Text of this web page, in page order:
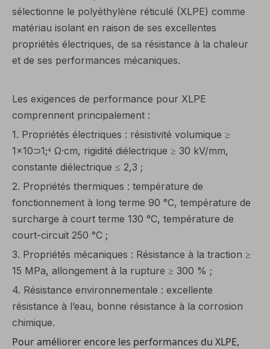
sélectionne le polyéthylène réticulé (XLPE) comme
matériau isolant en raison de ses excellentes
propriétés électriques, de sa résistance à la chaleur
et de ses performances mécaniques.
Les exigences de performance pour XLPE
comprennent principalement :
1. Propriétés électriques : résistivité volumique ≥
1×10⊃1;⁴ Ω·cm, rigidité diélectrique ≥ 30 kV/mm,
constante diélectrique ≤ 2,3 ;
2. Propriétés thermiques : température de
fonctionnement à long terme 90 °C, température de
surcharge à court terme 130 °C, température de
court-circuit 250 °C ;
3. Propriétés mécaniques : Résistance à la traction ≥
15 MPa, allongement à la rupture ≥ 300 % ;
4. Résistance environnementale : excellente
résistance à l’eau, bonne résistance à la corrosion
chimique.
Pour améliorer encore les performances du XLPE,